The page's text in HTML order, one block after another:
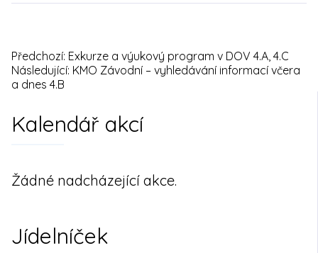
Navigace
pro
příspěvek
Předchozí: Exkurze a výukový program v DOV 4.A, 4.C
Následující: KMO Závodní – vyhledávání informací včera
a dnes 4.B
Kalendář akcí
Žádné nadcházející akce.
Jídelníček